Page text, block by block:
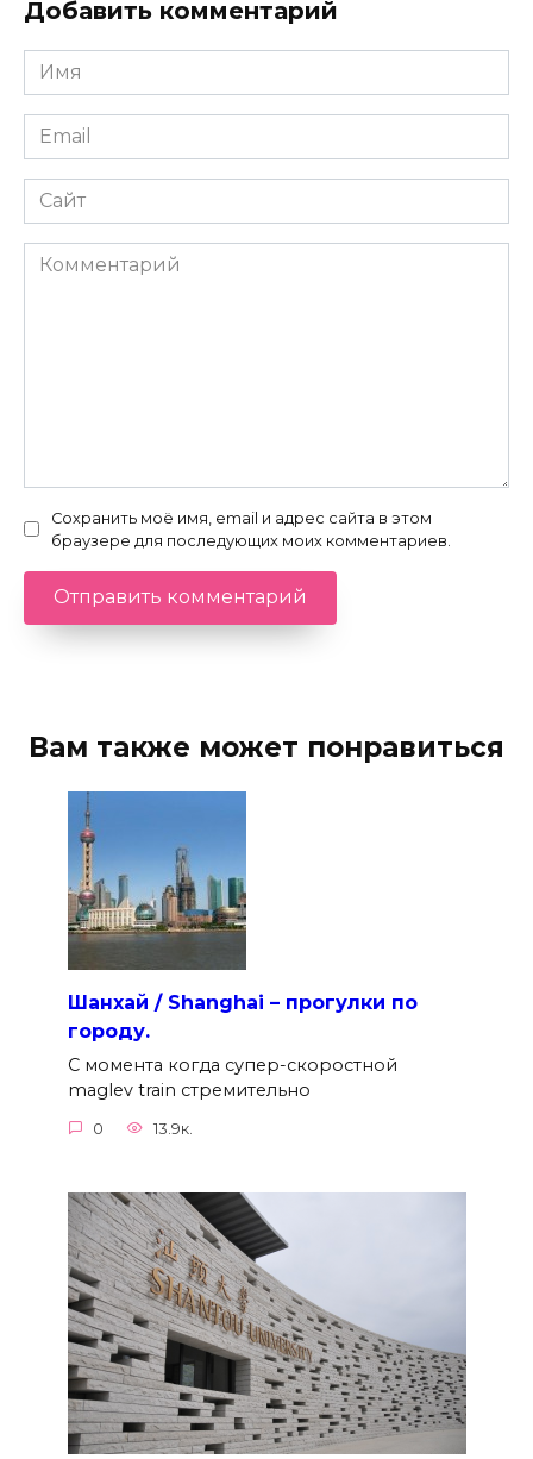
Добавить комментарий
Имя
*
Email
*
Сайт
Комментарий
Сохранить моё имя, email и адрес сайта в этом
браузере для последующих моих комментариев.
Вам также может понравиться
Шанхай / Shanghai – прогулки по
городу.
С момента когда супер-скоростной
maglev train стремительно
0 13.9к.